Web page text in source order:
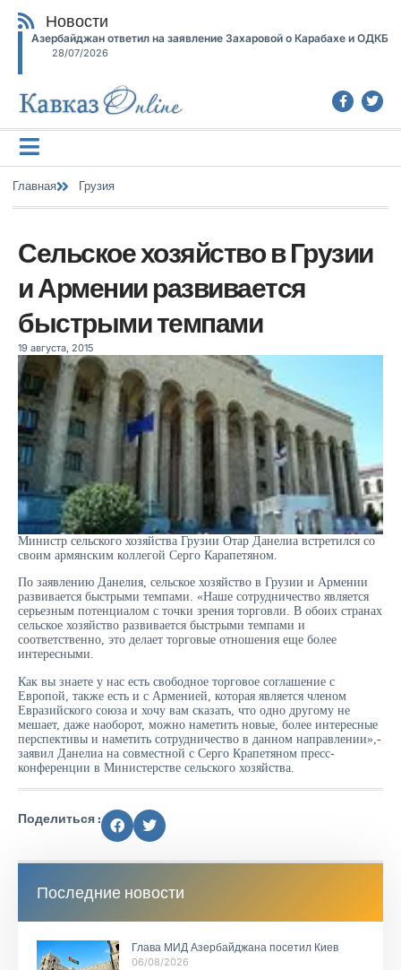
Новости
Азербайджан ответил на заявление Захаровой о Карабахе и ОДКБ
28/07/2026
Главная Грузия
Сельское хозяйство в Грузии
и Армении развивается
быстрыми темпами
19 августа, 2015
Министр сельского хозяйства Грузии Отар Данелиа встретился со
своим армянским коллегой Серго Карапетяном.
По заявлению Данелия, сельское хозяйство в Грузии и Армении
развивается быстрыми темпами. «Наше сотрудничество является
серьезным потенциалом с точки зрения торговли. В обоих странах
сельское хозяйство развивается быстрыми темпами и
соответственно, это делает торговые отношения еще более
интересными.
Как вы знаете у нас есть свободное торговое соглашение с
Европой, также есть и с Арменией, которая является членом
Евразийского союза и хочу вам сказать, что одно другому не
мешает, даже наоборот, можно наметить новые, более интересные
перспективы и наметить сотрудничество в данном направлении»,-
заявил Данелиа на совместной с Серго Крапетяном пресс-
конференции в Министерстве сельского хозяйства.
Поделиться :
Последние новости
Глава МИД Азербайджана посетил Киев
06/08/2026